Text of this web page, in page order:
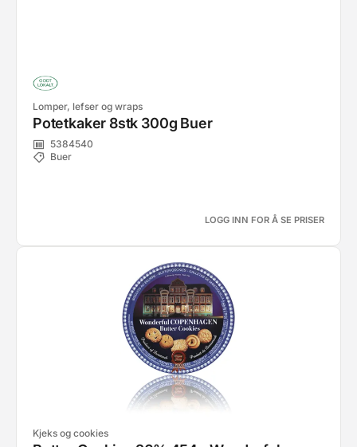
Lomper, lefser og wraps
Potetkaker 8stk 300g Buer
5384540
Buer
LOGG INN FOR Å SE PRISER
Kjeks og cookies